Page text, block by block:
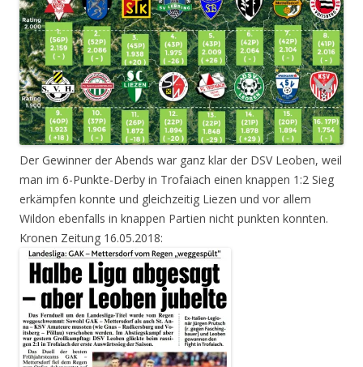
Der Gewinner der Abends war ganz klar der DSV Leoben, weil
man im 6-Punkte-Derby in Trofaiach einen knappen 1:2 Sieg
erkämpfen konnte und gleichzeitig Liezen und vor allem
Wildon ebenfalls in knappen Partien nicht punkten konnten.
Kronen Zeitung 16.05.2018: